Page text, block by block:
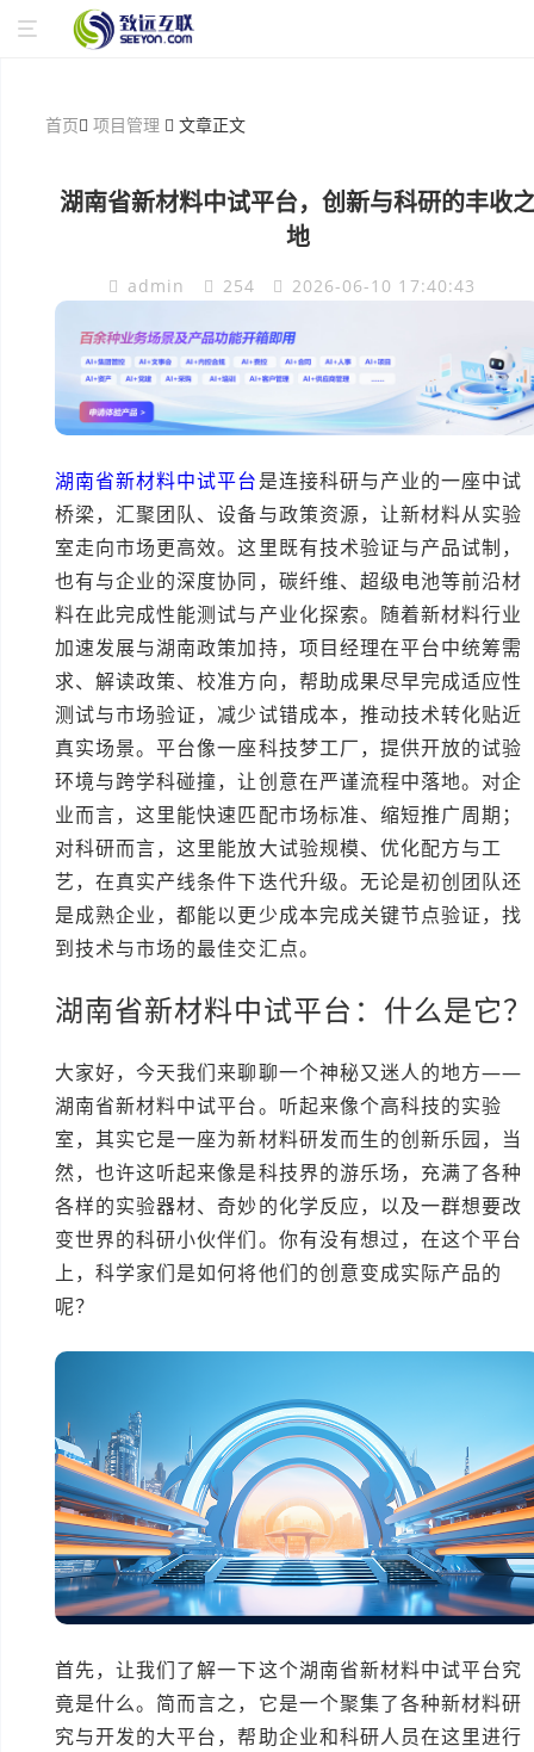
首页 项目管理 文章正文
湖南省新材料中试平台，创新与科研的丰收
地
admin 254 2026-06-10 17:40:43
湖南省新材料中试平台是连接科研与产业的一座中试
桥梁，汇聚团队、设备与政策资源，让新材料从实验
室走向市场更高效。这里既有技术验证与产品试制，
也有与企业的深度协同，碳纤维、超级电池等前沿材
料在此完成性能测试与产业化探索。随着新材料行业
加速发展与湖南政策加持，项目经理在平台中统筹需
求、解读政策、校准方向，帮助成果尽早完成适应性
测试与市场验证，减少试错成本，推动技术转化贴近
真实场景。平台像一座科技梦工厂，提供开放的试验
环境与跨学科碰撞，让创意在严谨流程中落地。对企
业而言，这里能快速匹配市场标准、缩短推广周期；
对科研而言，这里能放大试验规模、优化配方与工
艺，在真实产线条件下迭代升级。无论是初创团队还
是成熟企业，都能以更少成本完成关键节点验证，找
到技术与市场的最佳交汇点。
湖南省新材料中试平台：什么是它？
大家好，今天我们来聊聊一个神秘又迷人的地方——
湖南省新材料中试平台。听起来像个高科技的实验
室，其实它是一座为新材料研发而生的创新乐园，当
然，也许这听起来像是科技界的游乐场，充满了各种
各样的实验器材、奇妙的化学反应，以及一群想要改
变世界的科研小伙伴们。你有没有想过，在这个平台
上，科学家们是如何将他们的创意变成实际产品的
呢？
首先，让我们了解一下这个湖南省新材料中试平台究
竟是什么。简而言之，它是一个聚集了各种新材料研
究与开发的大平台，帮助企业和科研人员在这里进行